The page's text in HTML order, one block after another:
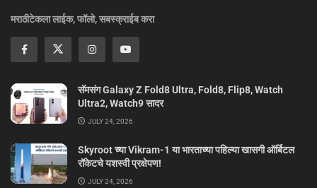
मराठीटेकला लाईक, फॉलो, सबस्क्राईब करा
सॅमसंग Galaxy Z Fold8 Ultra, Fold8, Flip8, Watch
Ultra2, Watch9 सादर
JULY 24, 2026
Skyroot च्या Vikram-1 या भारताच्या पहिल्या खासगी ऑर्बिटल
रॉकेटचे यशस्वी प्रक्षेपण!
JULY 24, 2026